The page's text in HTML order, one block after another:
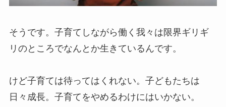
そうです。子育てしながら働く我々は限界ギリギ
リのところでなんとか生きているんです。
けど子育ては待ってはくれない。子どもたちは
日々成長。子育てをやめるわけにはいかない。